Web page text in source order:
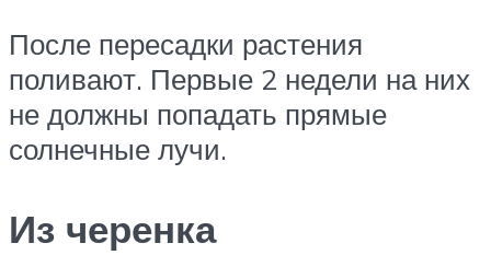
После пересадки растения
поливают. Первые 2 недели на них
не должны попадать прямые
солнечные лучи.
Из черенка